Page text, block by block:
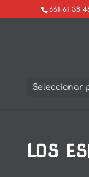
661 61 38
Seleccionar
LOS